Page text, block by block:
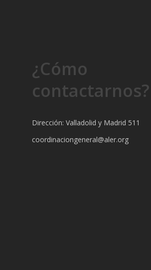
¿Cómo
contactarnos?
Dirección: Valladolid y Madrid 511
coordinaciongeneral@aler.org